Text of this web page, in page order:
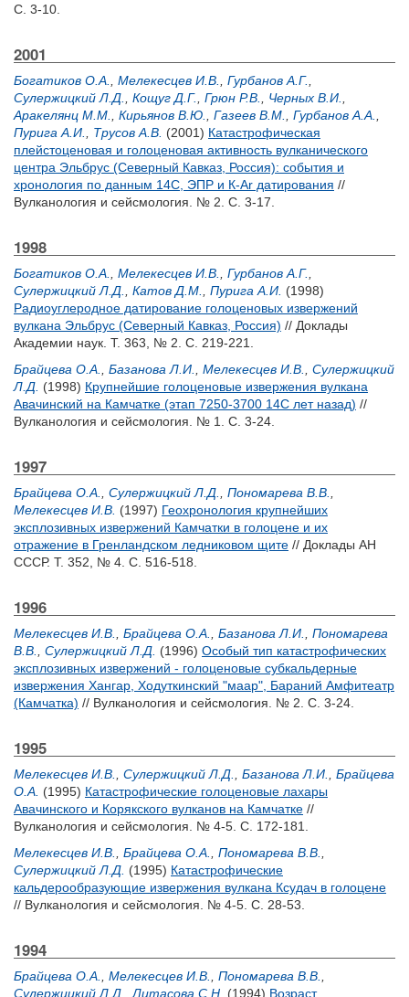
С. 3-10.
2001
Богатиков О.А. Мелекесцев И.В. Гурбанов А.Г.
Сулержицкий Л.Д.
Кощуг Д.Г. Грюн Р.В. Черных В.И.
Аракелянц М.М.
Кирьянов В.Ю. Газеев В.М. Гурбанов А.А.
Пурига А.И.
Трусов А.В. (2001) Катастрофическая
плейстоценовая и голоценовая активность вулканического
центра Эльбрус (Северный Кавказ, Россия): события и
хронология по данным 14С, ЭПР и К-Ar датирования //
Вулканология и сейсмология. № 2. С. 3-17.
1998
Богатиков О.А. Мелекесцев И.В. Гурбанов А.Г.
Сулержицкий Л.Д.
Катов Д.М. Пурига А.И. (1998)
Радиоуглеродное датирование голоценовых извержений
вулкана Эльбрус (Северный Кавказ, Россия) // Доклады
Академии наук. Т. 363, № 2. С. 219-221.
Брайцева О.А.
Базанова Л.И. Мелекесцев И.В.
Сулержицкий
Л.Д. (1998) Крупнейшие голоценовые извержения вулкана
Авачинский на Камчатке (этап 7250-3700 14С лет назад) //
Вулканология и сейсмология. № 1. С. 3-24.
1997
Брайцева О.А. Сулержицкий Л.Д. Пономарева В.В.
Мелекесцев И.В. (1997) Геохронология крупнейших
эксплозивных извержений Камчатки в голоцене и их
отражение в Гренландском ледниковом щите // Доклады АН
СССР. Т. 352, № 4. С. 516-518.
1996
Мелекесцев И.В. Брайцева О.А. Базанова Л.И.
Пономарева
В.В.
Сулержицкий Л.Д. (1996) Особый тип катастрофических
эксплозивных извержений - голоценовые субкальдерные
извержения Хангар, Ходуткинский "маар", Бараний Амфитеатр
(Камчатка) // Вулканология и сейсмология. № 2. С. 3-24.
1995
Мелекесцев И.В. Сулержицкий Л.Д. Базанова Л.И.
Брайцева
О.А. (1995) Катастрофические голоценовые лахары
Авачинского и Корякского вулканов на Камчатке //
Вулканология и сейсмология. № 4-5. С. 172-181.
Мелекесцев И.В.
Брайцева О.А. Пономарева В.В.
Сулержицкий Л.Д. (1995) Катастрофические
кальдерообразующие извержения вулкана Ксудач в голоцене
// Вулканология и сейсмология. № 4-5. С. 28-53.
1994
Брайцева О.А. Мелекесцев И.В. Пономарева В.В.
Сулержицкий Л.Д.
Литасова С.Н. (1994) Возраст